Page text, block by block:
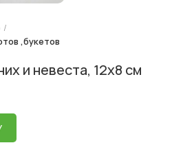
,букетов
и невеста, 12х8 см